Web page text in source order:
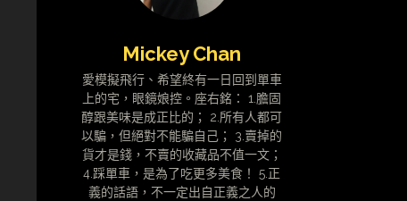
Mickey Chan
愛模擬飛行、希望終有一日回到單車
上的宅，眼鏡娘控。座右銘： 1.膽固
醇跟美味是成正比的； 2.所有人都可
以騙，但絕對不能騙自己； 3.賣掉的
貨才是錢，不賣的收藏品不值一文；
4.踩單車，是為了吃更多美食！ 5.正
義的話語，不一定出自正義之人的